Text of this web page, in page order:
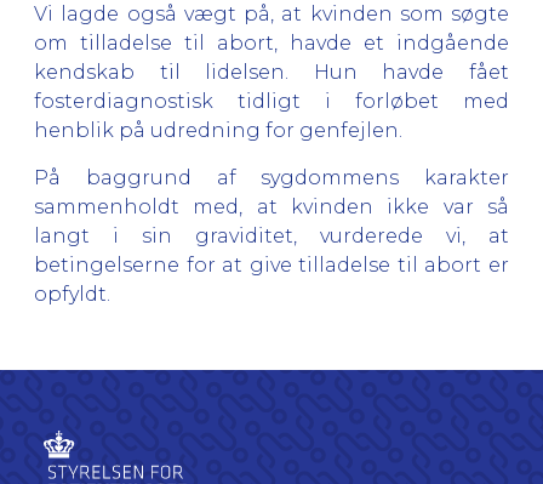
Vi lagde også vægt på, at kvinden som søgte
om tilladelse til abort, havde et indgående
kendskab til lidelsen. Hun havde fået
fosterdiagnostisk tidligt i forløbet med
henblik på udredning for genfejlen.
På baggrund af sygdommens karakter
sammenholdt med, at kvinden ikke var så
langt i sin graviditet, vurderede vi, at
betingelserne for at give tilladelse til abort er
opfyldt.